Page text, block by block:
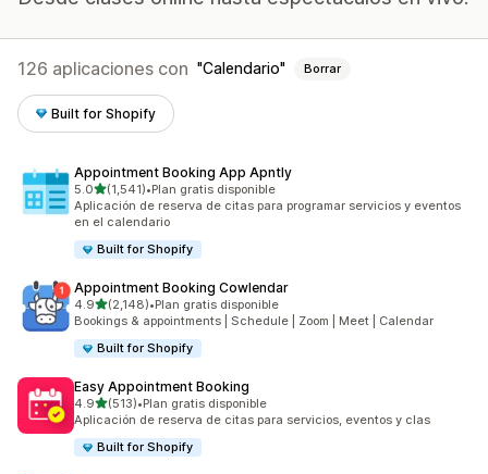
126 aplicaciones con Calendario Borrar
Built for Shopify
Appointment Booking App Apntly
5.0de 5 estrellas
(1,541)
1541 reseñas en total
•Plan gratis disponible
Aplicación de reserva de citas para programar servicios y eventos
en el calendario
Built for Shopify
Appointment Booking Cowlendar
4.9de 5 estrellas
(2,148)
2148 reseñas en total
•Plan gratis disponible
Bookings & appointments | Schedule | Zoom | Meet | Calendar
Built for Shopify
Easy Appointment Booking
4.9de 5 estrellas
(513)
513 reseñas en total
•Plan gratis disponible
Aplicación de reserva de citas para servicios, eventos y clas
Built for Shopify